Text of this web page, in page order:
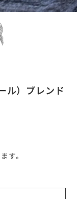
ル）ブレンド
す。